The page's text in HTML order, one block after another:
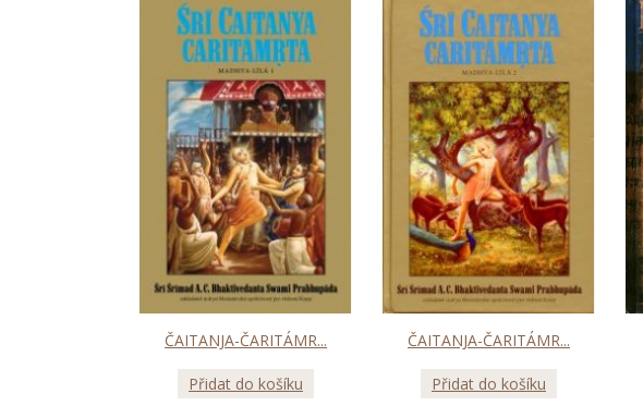
ČAITANJA-ČARITÁMR...
Přidat do košíku
ČAITANJA-ČARITÁMR...
Přidat do košíku